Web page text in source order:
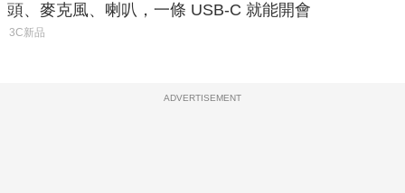
頭、麥克風、喇叭，一條 USB-C 就能開會
3C新品
ADVERTISEMENT